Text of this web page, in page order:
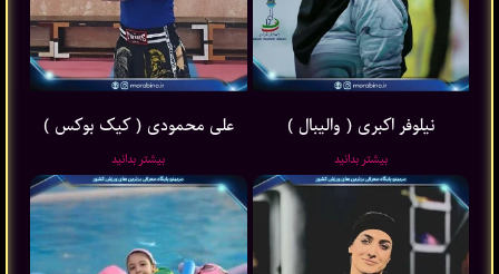
نیلوفر اکبری ( والیبال )
بیشتر بدانید
علی محمودی ( کیک بوکس )
بیشتر بدانید